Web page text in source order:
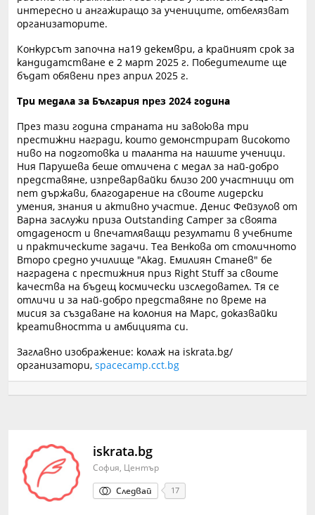
интересно и ангажиращо за учениците, отбелязват
организаторите.
Конкурсът започна на19 декември, а крайният срок за
кандидатстване е 2 март 2025 г. Победителите ще
бъдат обявени през април 2025 г.
Три медала за България през 2024 година
През тази година страната ни завоюва три
престижни награди, които демонстрират високото
ниво на подготовка и таланта на нашите ученици.
Ния Парушева беше отличена с медал за най-добро
представяне, изпреварвайки близо 200 участници от
пет държави, благодарение на своите лидерски
умения, знания и активно участие. Денис Фейзулов от
Варна заслужи приза Outstanding Camper за своята
отдаденост и впечатляващи резултати в учебните
и практическите задачи. Теа Венкова от столичното
Второ средно училище "Акад. Емилиян Станев" бе
наградена с престижния приз Right Stuff за своите
качества на бъдещ космически изследовател. Тя се
отличи и за най-добро представяне по време на
мисия за създаване на колония на Марс, доказвайки
креативността и амбицията си.
Заглавно изображение: колаж на iskrata.bg/
организатори, spacecamp.cct.bg
iskrata.bg
София, Център
Следвай
17